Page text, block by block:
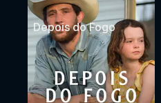
Depois do Fogo